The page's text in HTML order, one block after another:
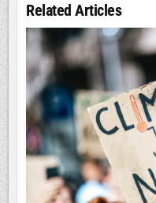
Related Articles